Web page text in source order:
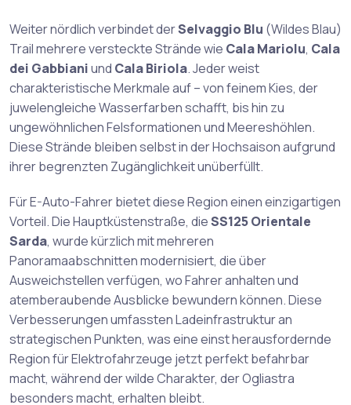
Weiter nördlich verbindet derSelvaggio Blu (Wildes Blau)
Trail mehrere versteckte Strände wie Cala Mariolu, Cala
dei Gabbianiund Cala Biriola. Jeder weist
charakteristische Merkmale auf – von feinem Kies, der
juwelengleiche Wasserfarben schafft, bis hin zu
ungewöhnlichen Felsformationen und Meereshöhlen.
Diese Strände bleiben selbst in der Hochsaison aufgrund
ihrer begrenzten Zugänglichkeit unüberfüllt.
Für E-Auto-Fahrer bietet diese Region einen einzigartigen
Vorteil. Die Hauptküstenstraße, dieSS125 Orientale
Sarda, wurde kürzlich mit mehreren
Panoramaabschnitten modernisiert, die über
Ausweichstellen verfügen, wo Fahrer anhalten und
atemberaubende Ausblicke bewundern können. Diese
Verbesserungen umfassten Ladeinfrastruktur an
strategischen Punkten, was eine einst herausfordernde
Region für Elektrofahrzeuge jetzt perfekt befahrbar
macht, während der wilde Charakter, der Ogliastra
besonders macht, erhalten bleibt.